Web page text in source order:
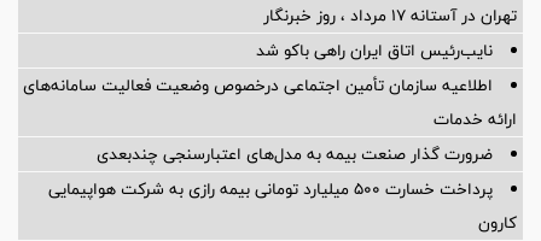
تهران در آستانه 17 مرداد ، روز خبرنگار
نایب‌رئیس اتاق ایران راهی باکو شد
اطلاعیه سازمان تأمین اجتماعی درخصوص وضعیت فعالیت سامانه‌های
ارائه خدمات
ضرورت گذار صنعت بیمه به مدل‌های اعتبارسنجی چندبعدی
پرداخت خسارت ۵۰۰ میلیارد تومانی بیمه رازی به شرکت هواپیمایی
کارون